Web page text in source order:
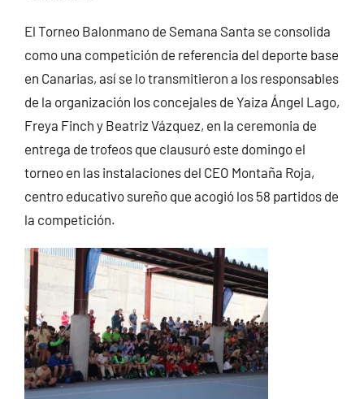
El Torneo Balonmano de Semana Santa se consolida
como una competición de referencia del deporte base
en Canarias, así se lo transmitieron a los responsables
de la organización los concejales de Yaiza Ángel Lago,
Freya Finch y Beatriz Vázquez, en la ceremonia de
entrega de trofeos que clausuró este domingo el
torneo en las instalaciones del CEO Montaña Roja,
centro educativo sureño que acogió los 58 partidos de
la competición.